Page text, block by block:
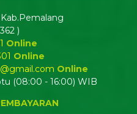
)
Online
Online
Online
(08:00 - 16:00) WIB